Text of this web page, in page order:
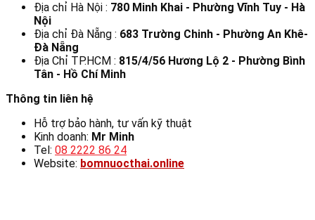
Địa chỉ Hà Nội : 780 Minh Khai - Phường Vĩnh Tuy - Hà
Nội
Địa chỉ Đà Nẵng : 683 Trường Chinh - Phường An Khê-
Đà Nẵng
Địa Chỉ TP.HCM : 815/4/56 Hương Lộ 2 - Phường Bình
Tân - Hồ Chí Minh
Thông tin liên hệ
Hỗ trợ bảo hành, tư vấn kỹ thuật
Kinh doanh: Mr Minh
Tel: 08 2222 86 24
Website: bomnuocthai.online